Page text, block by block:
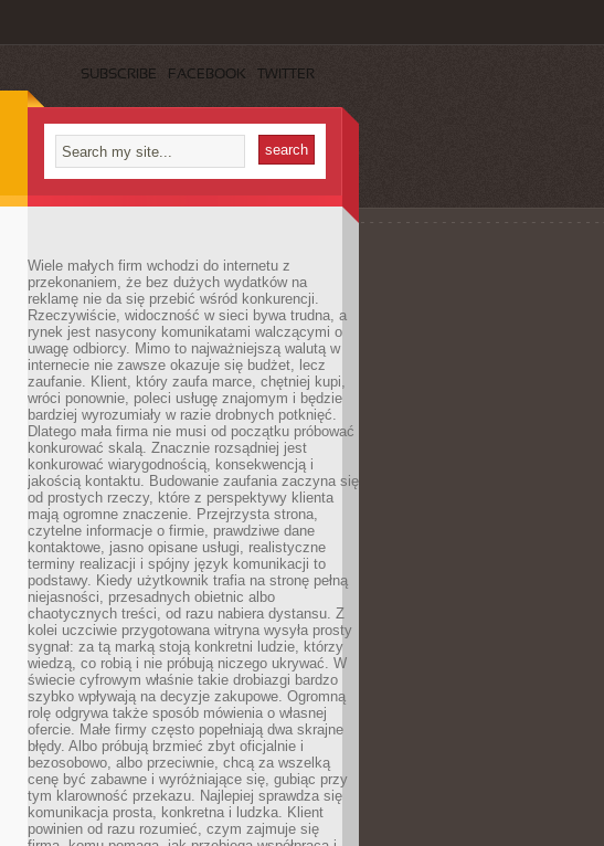
SUBSCRIBE FACEBOOK TWITTER
Wiele małych firm wchodzi do internetu z
przekonaniem, że bez dużych wydatków na
reklamę nie da się przebić wśród konkurencji.
Rzeczywiście, widoczność w sieci bywa trudna, a
rynek jest nasycony komunikatami walczącymi o
uwagę odbiorcy. Mimo to najważniejszą walutą w
internecie nie zawsze okazuje się budżet, lecz
zaufanie. Klient, który zaufa marce, chętniej kupi,
wróci ponownie, poleci usługę znajomym i będzie
bardziej wyrozumiały w razie drobnych potknięć.
Dlatego mała firma nie musi od początku próbować
konkurować skalą. Znacznie rozsądniej jest
konkurować wiarygodnością, konsekwencją i
jakością kontaktu. Budowanie zaufania zaczyna się
od prostych rzeczy, które z perspektywy klienta
mają ogromne znaczenie. Przejrzysta strona,
czytelne informacje o firmie, prawdziwe dane
kontaktowe, jasno opisane usługi, realistyczne
terminy realizacji i spójny język komunikacji to
podstawy. Kiedy użytkownik trafia na stronę pełną
niejasności, przesadnych obietnic albo
chaotycznych treści, od razu nabiera dystansu. Z
kolei uczciwie przygotowana witryna wysyła prosty
sygnał: za tą marką stoją konkretni ludzie, którzy
wiedzą, co robią i nie próbują niczego ukrywać. W
świecie cyfrowym właśnie takie drobiazgi bardzo
szybko wpływają na decyzje zakupowe. Ogromną
rolę odgrywa także sposób mówienia o własnej
ofercie. Małe firmy często popełniają dwa skrajne
błędy. Albo próbują brzmieć zbyt oficjalnie i
bezosobowo, albo przeciwnie, chcą za wszelką
cenę być zabawne i wyróżniające się, gubiąc przy
tym klarowność przekazu. Najlepiej sprawdza się
komunikacja prosta, konkretna i ludzka. Klient
powinien od razu rozumieć, czym zajmuje się